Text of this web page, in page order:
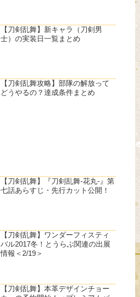
【刀剣乱舞】新キャラ（刀剣男
士）の実装日一覧まとめ
【刀剣乱舞攻略】部隊の解放って
どうやるの？達成条件まとめ
【刀剣乱舞】『刀剣乱舞-花丸-』第
七話あらすじ・先行カット公開！
【刀剣乱舞】ワンダーフィスティ
バル2017冬！とうらぶ関連の出展
情報＜2/19＞
【刀剣乱舞】本革デザインチョー